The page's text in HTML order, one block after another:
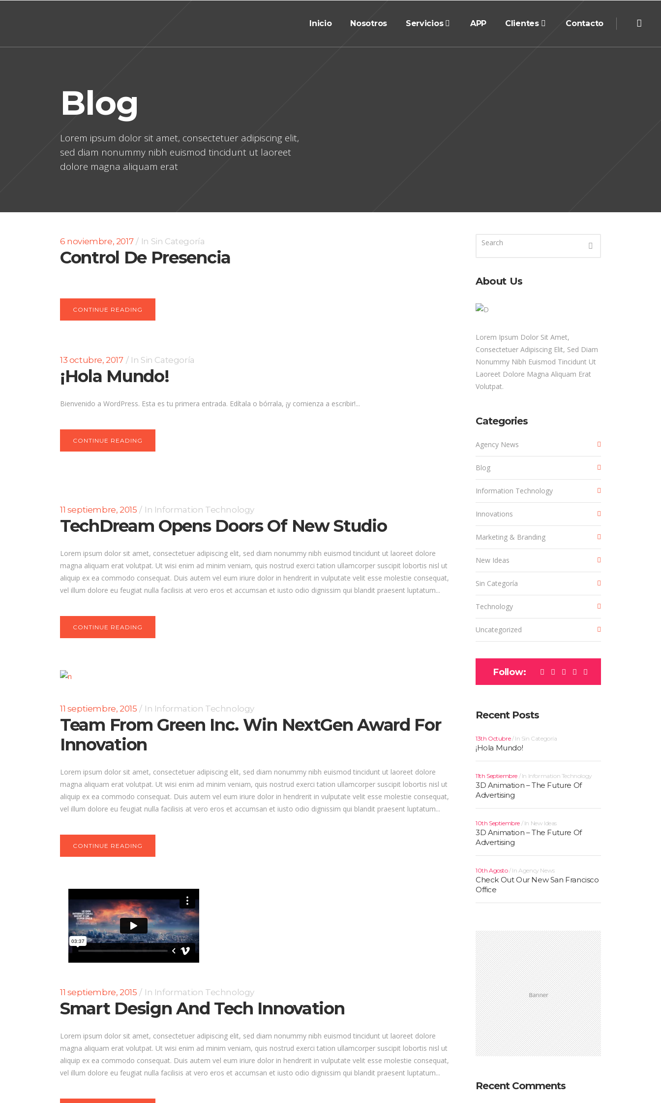
Inicio Nosotros Servicios APP Clientes Contacto
Blog
Lorem ipsum dolor sit amet, consectetuer adipiscing elit,
sed diam nonummy nibh euismod tincidunt ut laoreet
dolore magna aliquam erat
6 noviembre, 2017 In Sin Categoría
Control De Presencia
CONTINUE READING
13 octubre, 2017 In Sin Categoría
¡Hola Mundo!
Bienvenido a WordPress. Esta es tu primera entrada. Edítala o bórrala, ¡y comienza a escribir!...
CONTINUE READING
11 septiembre, 2015 In Information Technology
TechDream Opens Doors Of New Studio
Lorem ipsum dolor sit amet, consectetuer adipiscing elit, sed diam nonummy nibh euismod tincidunt ut laoreet dolore
magna aliquam erat volutpat. Ut wisi enim ad minim veniam, quis nostrud exerci tation ullamcorper suscipit lobortis nisl ut
aliquip ex ea commodo consequat. Duis autem vel eum iriure dolor in hendrerit in vulputate velit esse molestie consequat,
vel illum dolore eu feugiat nulla facilisis at vero eros et accumsan et iusto odio dignissim qui blandit praesent luptatum...
CONTINUE READING
11 septiembre, 2015 In Information Technology
Team From Green Inc. Win NextGen Award For
Innovation
Lorem ipsum dolor sit amet, consectetuer adipiscing elit, sed diam nonummy nibh euismod tincidunt ut laoreet dolore
magna aliquam erat volutpat. Ut wisi enim ad minim veniam, quis nostrud exerci tation ullamcorper suscipit lobortis nisl ut
aliquip ex ea commodo consequat. Duis autem vel eum iriure dolor in hendrerit in vulputate velit esse molestie consequat,
vel illum dolore eu feugiat nulla facilisis at vero eros et accumsan et iusto odio dignissim qui blandit praesent luptatum...
CONTINUE READING
11 septiembre, 2015 In Information Technology
Smart Design And Tech Innovation
Lorem ipsum dolor sit amet, consectetuer adipiscing elit, sed diam nonummy nibh euismod tincidunt ut laoreet dolore
magna aliquam erat volutpat. Ut wisi enim ad minim veniam, quis nostrud exerci tation ullamcorper suscipit lobortis nisl ut
aliquip ex ea commodo consequat. Duis autem vel eum iriure dolor in hendrerit in vulputate velit esse molestie consequat,
vel illum dolore eu feugiat nulla facilisis at vero eros et accumsan et iusto odio dignissim qui blandit praesent luptatum...
About Us
Lorem Ipsum Dolor Sit Amet,
Consectetuer Adipiscing Elit, Sed Diam
Nonummy Nibh Euismod Tincidunt Ut
Laoreet Dolore Magna Aliquam Erat
Volutpat.
Categories
Agency News
Blog
Information Technology
Innovations
Marketing & Branding
New Ideas
Sin Categoría
Technology
Uncategorized
Follow:
Recent Posts
13th Octubre In Sin Categoría
¡Hola Mundo!
11th Septiembre In Information Technology
3D Animation – The Future Of
Advertising
10th Septiembre In New Ideas
3D Animation – The Future Of
Advertising
10th Agosto In Agency News
Check Out Our New San Francisco
Office
Recent Comments